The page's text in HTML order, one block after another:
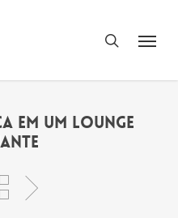
search
em um Lounge